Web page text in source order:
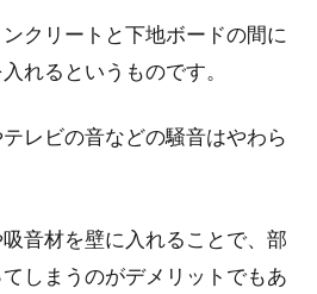
アパートの遮音性は？失敗しな
は...
クリートと下地ボードの間に
れるというものです。
レビの音などの騒音はやわら
音材を壁に入れることで、部
しまうのがデメリットでもあ